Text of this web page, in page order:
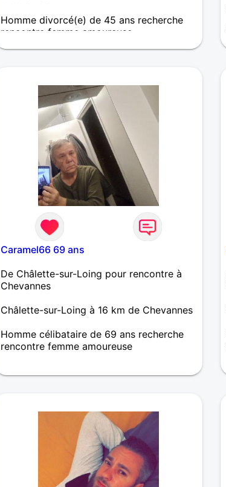
Homme divorcé(e) de 45 ans recherche
rencontre femme amoureuse
Je suis une personne gentil doux et
Caramel66 69 ans
De Châlette-sur-Loing pour rencontre à
Chevannes
Châlette-sur-Loing à 16 km de Chevannes
Homme célibataire de 69 ans recherche
rencontre femme amoureuse
femme gentille avec un peu d'humour et